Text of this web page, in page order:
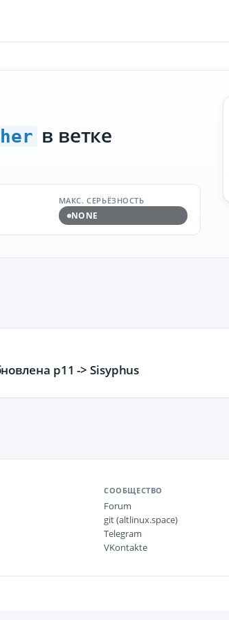
в ветке
МАКС. СЕРЬЁЗНОСТЬ
NONE
p11 -> Sisyphus
СООБЩЕСТВО
Forum
git (altlinux.space)
Telegram
VKontakte